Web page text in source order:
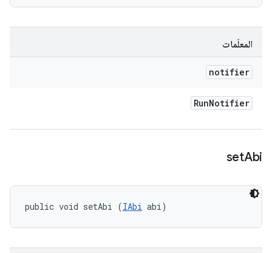
المعلَمات
notifier
RunNotifier
setAbi
public void setAbi (IAbi abi)